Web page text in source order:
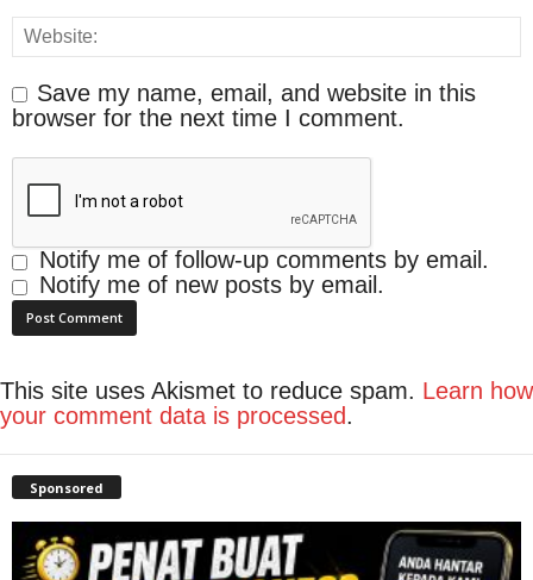
Save my name, email, and website in this
browser for the next time I comment.
Notify me of follow-up comments by email.
Notify me of new posts by email.
This site uses Akismet to reduce spam. Learn how
your comment data is processed.
Sponsored